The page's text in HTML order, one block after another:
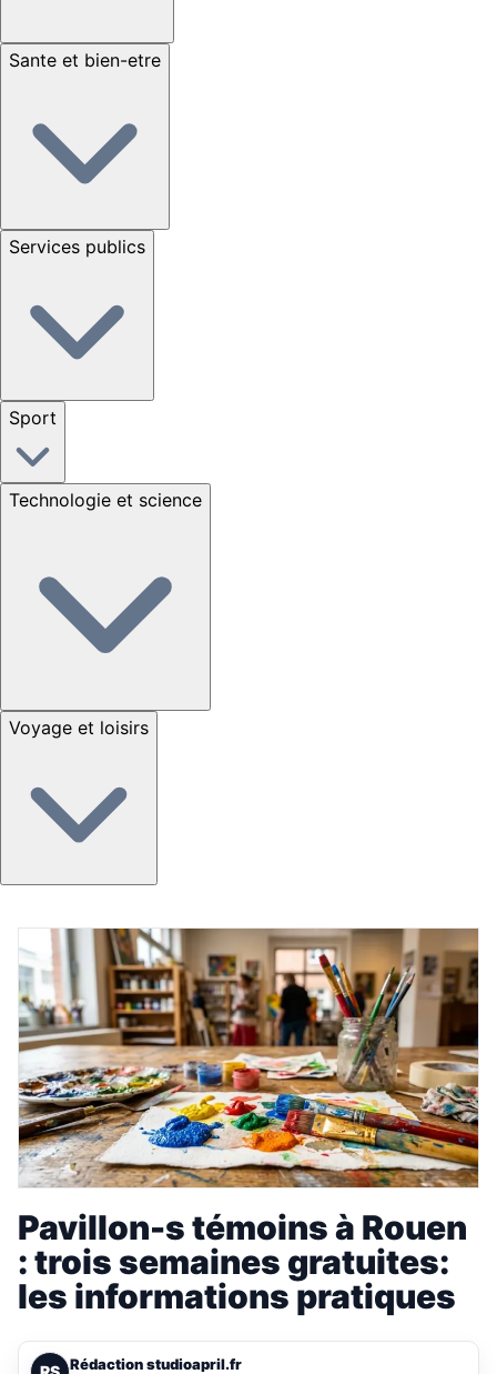
Sante et bien-etre
Services publics
Sport
Technologie et science
Voyage et loisirs
Pavillon-s témoins à Rouen
: trois semaines gratuites:
les informations pratiques
Rédaction studioapril.fr